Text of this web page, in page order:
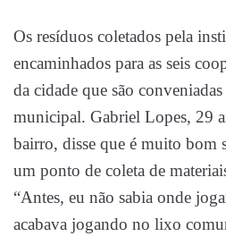
Os resíduos coletados pela
encaminhados para as seis
da cidade que são
municipal. Gabriel Lopes, 29
bairro, disse que é muito bom
um ponto de coleta de
“Antes, eu não sabia onde
acabava jogando no lixo